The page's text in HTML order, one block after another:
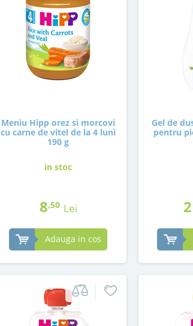
Meniu Hipp orez si morcovi
cu carne de vitel de la 4 luni
190 g
in stoc
8,50 Lei
Adauga in cos
Gel de
pentru